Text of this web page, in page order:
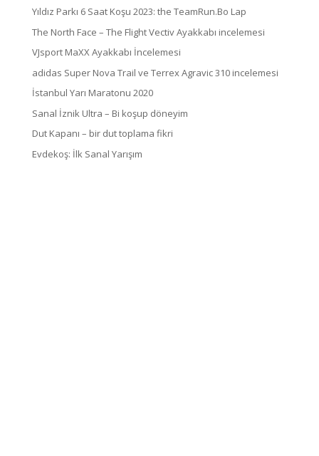
Yıldız Parkı 6 Saat Koşu 2023: the TeamRun.Bo Lap
The North Face – The Flight Vectiv Ayakkabı incelemesi
VJsport MaXX Ayakkabı İncelemesi
adidas Super Nova Trail ve Terrex Agravic 310 incelemesi
İstanbul Yarı Maratonu 2020
Sanal İznik Ultra – Bi koşup döneyim
Dut Kapanı – bir dut toplama fikri
Evdekoş: İlk Sanal Yarışım